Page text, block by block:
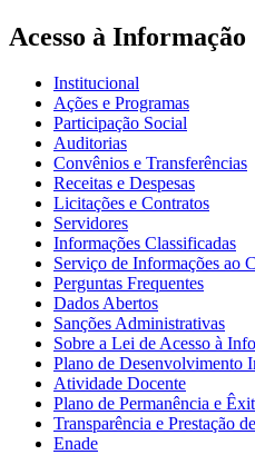
Acesso à Informação
Institucional
Ações e Programas
Participação Social
Auditorias
Convênios e Transferências
Receitas e Despesas
Licitações e Contratos
Servidores
Informações Classificadas
Serviço de Informações ao
Perguntas Frequentes
Dados Abertos
Sanções Administrativas
Sobre a Lei de Acesso à
Plano de Desenvolvimento
Atividade Docente
Plano de Permanência e
Transparência e Prestação
Enade